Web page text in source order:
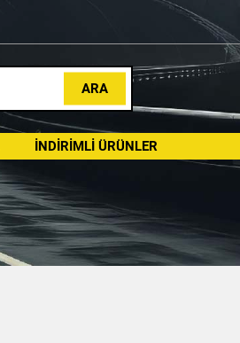
ARA
İNDIRIMLI ÜRÜNLER